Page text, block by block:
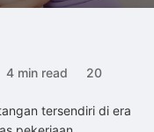
4 min read 20
tersendiri di era